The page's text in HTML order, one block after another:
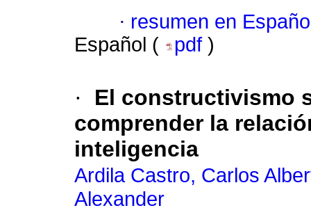
· resumen en
Español (
pdf )
·
El constructivismo
comprender la
inteligencia
Ardila Castro, Carlos
Alexander